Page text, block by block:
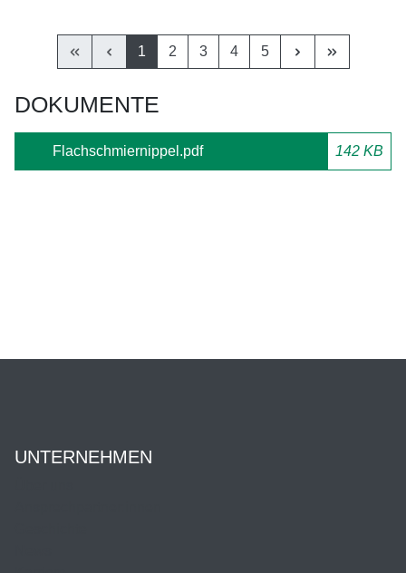
1 2 3 4 5
DOKUMENTE
Flachschmiernippel.pdf 142 KB
UNTERNEHMEN